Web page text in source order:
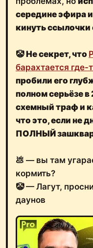
середине эфира
кинуть ссылочки
🤡Не секрет, что
барахтается где-
пробили его
полном серьёзе
схемный траф и
что это, если не
ПОЛНЫЙ
💩 — вы там
кормить?
🤡 — Лагут,
даунов